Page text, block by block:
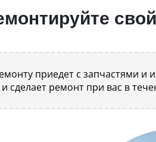
приедет с запчастями и
сделает ремонт при вас в